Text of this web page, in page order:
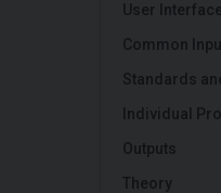
User Interface
Common
Standards
Individual
Outputs
Theory